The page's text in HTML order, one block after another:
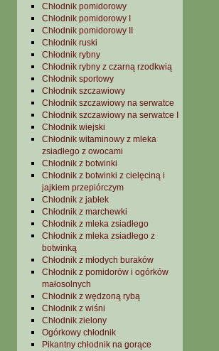
Chłodnik pomidorowy
Chłodnik pomidorowy I
Chłodnik pomidorowy II
Chłodnik ruski
Chłodnik rybny
Chłodnik rybny z czarną rzodkwią
Chłodnik sportowy
Chłodnik szczawiowy
Chłodnik szczawiowy na serwatce
Chłodnik szczawiowy na serwatce I
Chłodnik wiejski
Chłodnik witaminowy z mleka
zsiadłego z owocami
Chłodnik z botwinki
Chłodnik z botwinki z cielęciną i
jajkiem przepiórczym
Chłodnik z jabłek
Chłodnik z marchewki
Chłodnik z mleka zsiadłego
Chłodnik z mleka zsiadłego z
botwinką
Chłodnik z młodych buraków
Chłodnik z pomidorów i ogórków
małosolnych
Chłodnik z wędzoną rybą
Chłodnik z wiśni
Chłodnik zielony
Ogórkowy chłodnik
Pikantny chłodnik na gorące